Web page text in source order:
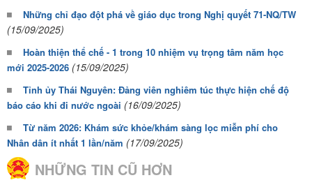
Những chỉ đạo đột phá về giáo dục trong Nghị quyết 71-NQ/TW
(15/09/2025)
Hoàn thiện thể chế - 1 trong 10 nhiệm vụ trọng tâm năm học
mới 2025-2026 (15/09/2025)
Tỉnh ủy Thái Nguyên: Đảng viên nghiêm túc thực hiện chế độ
báo cáo khi đi nước ngoài (16/09/2025)
Từ năm 2026: Khám sức khỏe/khám sàng lọc miễn phí cho
Nhân dân ít nhất 1 lần/năm (17/09/2025)
NHỮNG TIN CŨ HƠN